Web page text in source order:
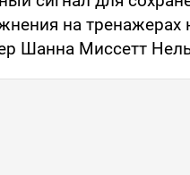
на тренажерах
Шанна Миссетт